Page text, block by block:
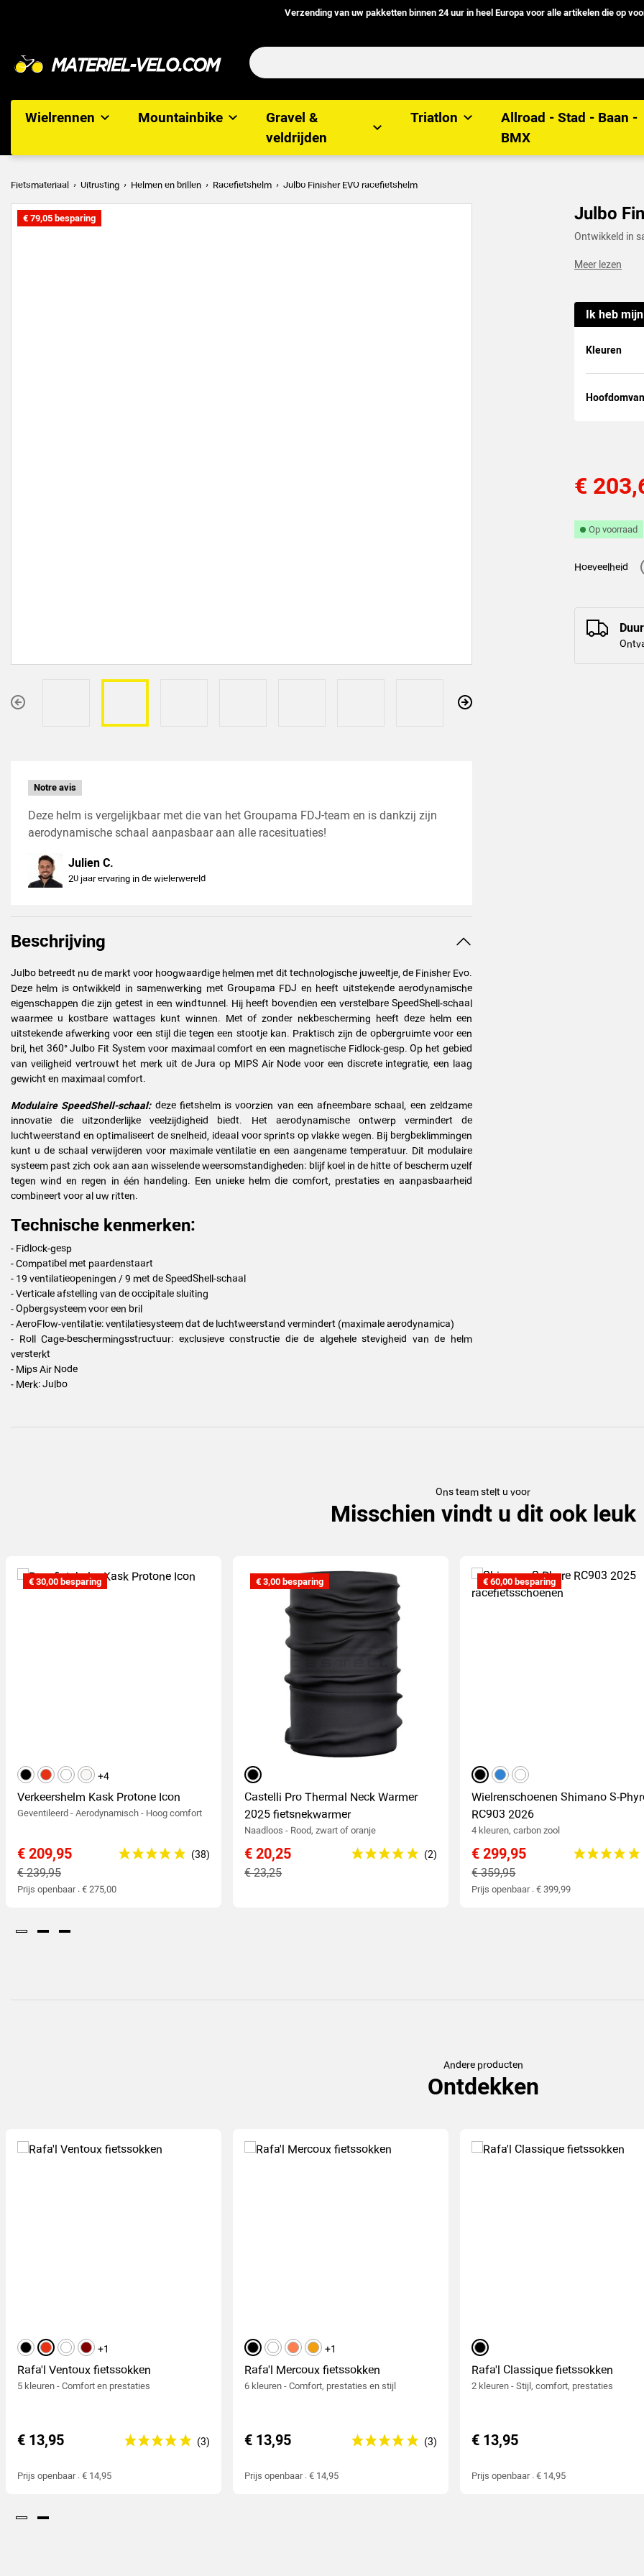
Verzending van uw pakketten binnen 24 uur in heel Europa voor alle artikelen die op
Wielrennen Mountainbike
Gravel &
veldrijden
Triatlon
Allroad - Stad - Baan -
BMX
Fietsmateriaal Uitrusting Helmen en brillen Racefietshelm Julbo Finisher EVO racefietshelm
Julbo
Ontwikkeld in
Meer lezen
Ik heb
Kleuren
€
Op voorraad
Hoeveelheid
€ 79,05 besparing
Notre avis
Deze helm is vergelijkbaar met die van het Groupama FDJ-team en is dankzij zijn
aerodynamische schaal aanpasbaar aan alle racesituaties!
Julien C.
20 jaar ervaring in de wielerwereld
Beschrijving
Julbo betreedt nu de markt voor hoogwaardige helmen met dit technologische juweeltje, de Finisher Evo.
Deze helm is ontwikkeld in samenwerking met Groupama FDJ en heeft uitstekende aerodynamische
eigenschappen die zijn getest in een windtunnel. Hij heeft bovendien een verstelbare SpeedShell-schaal
waarmee u kostbare wattages kunt winnen. Met of zonder nekbescherming heeft deze helm een
uitstekende afwerking voor een stijl die tegen een stootje kan. Praktisch zijn de opbergruimte voor een
bril, het 360° Julbo Fit System voor maximaal comfort en een magnetische Fidlock-gesp. Op het gebied
van veiligheid vertrouwt het merk uit de Jura op MIPS Air Node voor een discrete integratie, een laag
gewicht en maximaal comfort.
Modulaire SpeedShell-schaal:deze fietshelm is voorzien van een afneembare schaal, een zeldzame
innovatie die uitzonderlijke veelzijdigheid biedt. Het aerodynamische ontwerp vermindert de
luchtweerstand en optimaliseert de snelheid, ideaal voor sprints op vlakke wegen. Bij bergbeklimmingen
kunt u de schaal verwijderen voor maximale ventilatie en een aangename temperatuur. Dit modulaire
systeem past zich ook aan aan wisselende weersomstandigheden: blijf koel in de hitte of bescherm uzelf
tegen wind en regen in één handeling. Een unieke helm die comfort, prestaties en aanpasbaarheid
combineert voor al uw ritten.
Technische kenmerken:
- Fidlock-gesp
- Compatibel met paardenstaart
- 19 ventilatieopeningen / 9 met de SpeedShell-schaal
- Verticale afstelling van de occipitale sluiting
- Opbergsysteem voor een bril
- AeroFlow-ventilatie: ventilatiesysteem dat de luchtweerstand vermindert (maximale aerodynamica)
- Roll Cage-beschermingsstructuur: exclusieve constructie die de algehele stevigheid van de helm
versterkt
- Mips Air Node
- Merk: Julbo
Ons team stelt u voor
Misschien vindt u dit ook leuk
zwartroodwit mat wit
+4
Verkeershelm Kask Protone Icon
Geventileerd - Aerodynamisch - Hoog comfort
€ 209,95
€ 239,95
Prijs openbaar : € 275,00
€ 30,00 besparing
zwart
Castelli Pro Thermal Neck Warmer
2025 fietsnekwarmer
Naadloos - Rood, zwart of oranje
€ 20,25
€ 23,25
€ 3,00 besparing
zwartblauwwit
Wielrenschoenen Shimano S-
RC903 2026
4 kleuren, carbon zool
€ 299,95
€ 359,95
Prijs openbaar : € 399,99
€ 60,00 besparing
Andere producten
Ontdekken
zwartroodwit bordeaux
+1
Rafa'l Ventoux fietssokken
5 kleuren - Comfort en prestaties
€ 13,95
Prijs openbaar : € 14,95
zwartwit koraaloranje
+1
Rafa'l Mercoux fietssokken
6 kleuren - Comfort, prestaties en stijl
€ 13,95
Prijs openbaar : € 14,95
zwart
Rafa'l Classique fietssokken
2 kleuren - Stijl, comfort, prestaties
€ 13,95
Prijs openbaar : € 14,95